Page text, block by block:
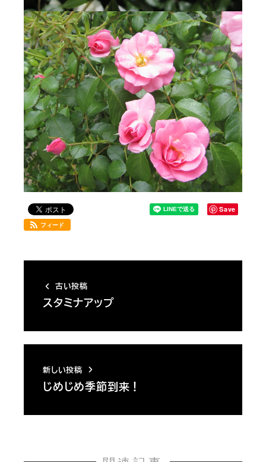
Save
フィード
古い投稿
スタミナアップ
新しい投稿
じめじめ季節到来！